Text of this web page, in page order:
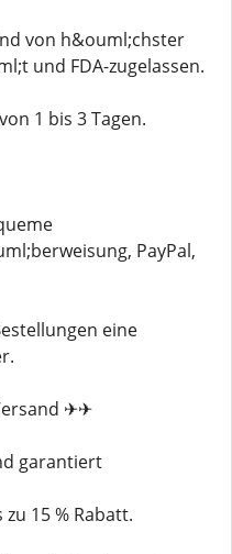
von h&ouml;chster
und FDA-zugelassen.
1 bis 3 Tagen.
PayPal,
eine
✈✈
garantiert
15 % Rabatt.